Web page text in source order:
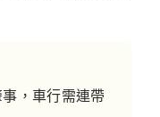
，車行需連帶